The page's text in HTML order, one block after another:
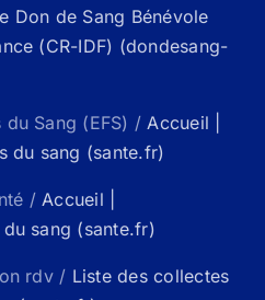
Don de Sang Bénévole
(CR-IDF) (dondesang-
du Sang (EFS) /Accueil |
du sang (sante.fr)
/Accueil |
sang (sante.fr)
rdv / Liste des collectes